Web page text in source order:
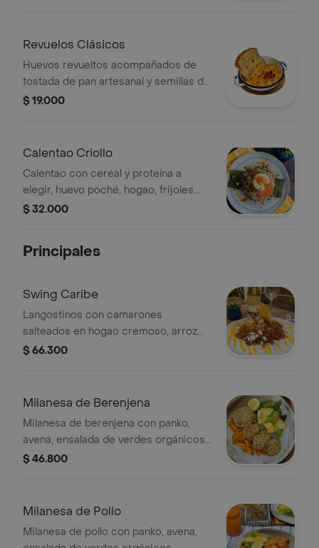
Revuelos Clásicos
Huevos revueltos acompañados de
tostada de pan artesanal y semillas de
la casa.
$ 19.000
Calentao Criollo
Calentao con cereal y proteína a
elegir, huevo poché, hogao, frijoles
nima y tostada de pan sourdough. (si
defecto se toma como vagano y no
$ 32.000
Principales
Swing Caribe
Langostinos con camarones
salteados en hogao cremoso, arroz
parbolizado, coco orgánico del
$ 66.300
Milanesa de Berenjena
Milanesa de berenjena con panko,
avena, ensalada de verdes orgánicos,
zucchinis horneados, crema de
$ 46.800
Milanesa de Pollo
Milanesa de pollo con panko, avena,